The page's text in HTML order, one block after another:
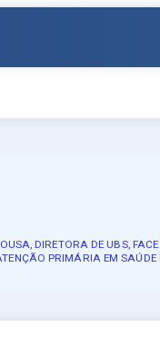
DIRETORA DE UBS,
PRIMÁRIA EM